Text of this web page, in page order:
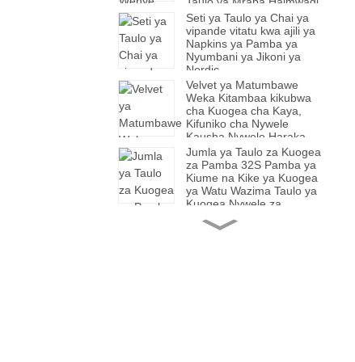
Nywele
Seti ya Taulo ya Chai ya
vipande vitatu kwa ajili ya
Napkins ya Pamba ya
Nyumbani ya Jikoni ya
Nordic
Velvet ya Matumbawe
Weka Kitambaa kikubwa
cha Kuogea cha Kaya,
Kifuniko cha Nywele
Kausha Nywele Haraka,
Kausha bila Nywele
Kifuniko cha Taulo Laini
cha Kuoga chenye Nene.
Jumla ya Taulo za Kuogea
za Pamba 32S Pamba ya
Kiume na Kike ya Kuogea
ya Watu Wazima Taulo ya
Kuogea Nywele za
Nyumbani.
Kitambaa cha Kuogea cha
Pamba Kitambaa cha